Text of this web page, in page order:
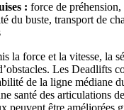
: force de
du buste, transport de
la force et la vitesse, la
Les Deadlifts
de la ligne médiane
santé des articulations